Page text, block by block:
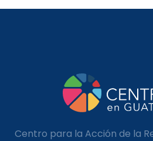
Centro para la Acción de la